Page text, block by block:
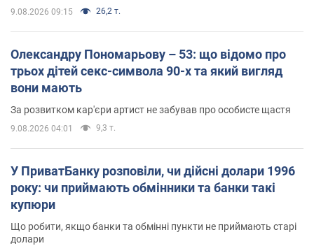
9.08.2026 09:15 26,2 т.
Олександру Пономарьову – 53: що відомо про
трьох дітей секс-символа 90-х та який вигляд
вони мають
За розвитком кар'єри артист не забував про особисте щастя
9.08.2026 04:01 9,3 т.
У ПриватБанку розповіли, чи дійсні долари 1996
року: чи приймають обмінники та банки такі
купюри
Що робити, якщо банки та обмінні пункти не приймають старі
долари